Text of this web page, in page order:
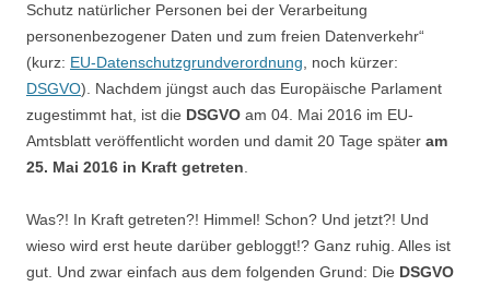
Schutz natürlicher Personen bei der Verarbeitung
personenbezogener Daten und zum freien Datenverkehr“
(kurz: EU-Datenschutzgrundverordnung , noch kürzer:
DSGVO). Nachdem jüngst auch das Europäische Parlament
zugestimmt hat, ist die DSGVO am 04. Mai 2016 im EU-
Amtsblatt veröffentlicht worden und damit 20 Tage später am
25. Mai 2016 in Kraft getreten
Was?! In Kraft getreten?! Himmel! Schon? Und jetzt?! Und
wieso wird erst heute darüber gebloggt!? Ganz ruhig. Alles ist
gut. Und zwar einfach aus dem folgenden Grund: Die DSGVO